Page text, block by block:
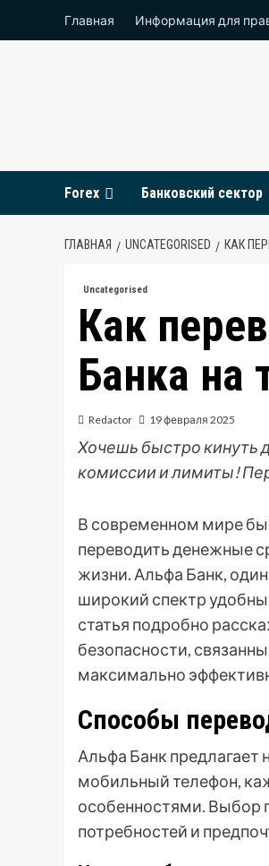
Главная Информация для
Forex Банковский сектор
ГЛАВНАЯ UNCATEGORISED КАК
Uncategorised
Как
Банка на
Redactor 19 февраля 2025
Хочешь быстро кинуть
комиссии и лимиты!
В современном мире
переводить денежные
жизни. Альфа Банк,
широкий спектр
статья подробно
безопасности,
максимально
Способы
Альфа Банк предлагает
мобильный телефон,
особенностями. Выбор
потребностей и